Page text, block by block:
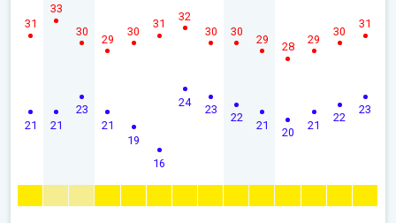
21
31
21
33
23
30
21
29
19
30
16
31
24
32
23
30
22
30
21
29
20
28
21
29
22
30
23
31